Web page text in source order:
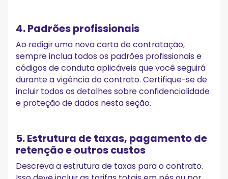
4. Padrões profissionais
Ao redigir uma nova carta de contratação,
sempre inclua todos os padrões profissionais e
códigos de conduta aplicáveis que você seguirá
durante a vigência do contrato. Certifique-se de
incluir todos os detalhes sobre confidencialidade
e proteção de dados nesta seção.
5. Estrutura de taxas, pagamento de
retenção e outros custos
Descreva a estrutura de taxas para o contrato.